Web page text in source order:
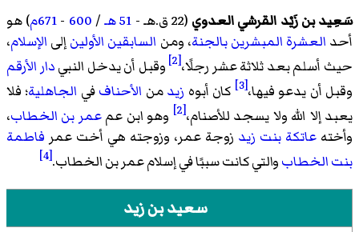
سَعِيد بن زَيْد القرشي العدوي (22 ق.هـ - 51 هـ /
600
-671م ) هو
أحد العشرة المبشرين بالجنة، ومن السابقين الأولينإلى الإسلام،
حيث أسلم بعد ثلاثة عشر رجلًا،[2] وقبل أن يدخل النبيدار الأرقم
وقبل أن يدعو فيها،[3] كان أبوه زيدمن الأحناففي الجاهلية؛ فلا
يعبد إلا الله ولا يسجد للأصنام،[2] وهو ابن عمعمر بن الخطاب،
وأخته عاتكة بنت زيد زوجة عمر، وزوجته هي أخت عمر فاطمة
بنت الخطابوالتي كانت سببًا في إسلام عمر بن الخطاب.[4]
سعيد بن زيد